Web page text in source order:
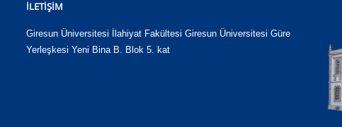
İLETIŞIM
Giresun Üniversitesi İlahiyat Fakültesi Giresun Üniversitesi Güre
Yerleşkesi Yeni Bina B. Blok 5. kat